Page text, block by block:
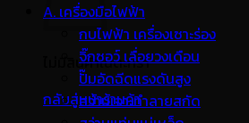
ไม่มีสินค้าในตะกร้า
กลับสู่หน้าร้านค้า
A. เครื่องมือไฟฟ้า
กบไฟฟ้า เครื่องเซาะร่อง
จิ๊กซอว์ เลื่อยวงเดือน
ปั๊มอัดฉีดแรงดันสูง
สว่านเจาะทำลายสกัด